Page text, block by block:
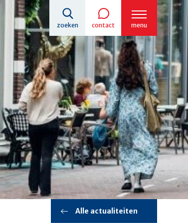
zoeken contact menu
Alle actualiteiten